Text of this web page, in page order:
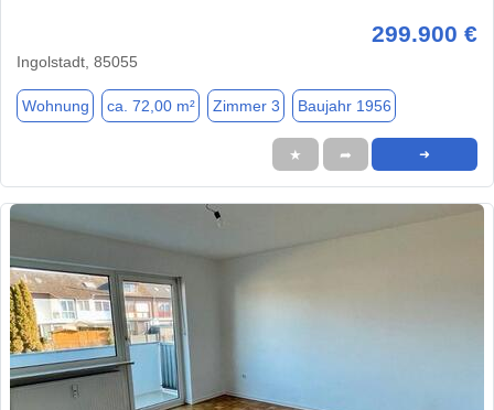
299.900 €
Ingolstadt, 85055
Wohnung ca. 72,00 m² Zimmer 3 Baujahr 1956
★ ➦ ➜